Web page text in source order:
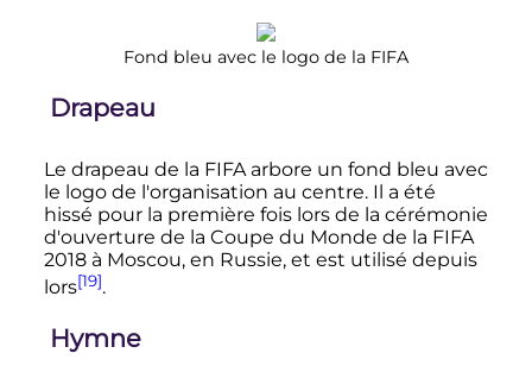
Fond bleu avec le logo de la FIFA
Drapeau
Le drapeau de la FIFA arbore un fond bleu avec
le logo de l'organisation au centre. Il a été
hissé pour la première fois lors de la cérémonie
d'ouverture de la Coupe du Monde de la FIFA
2018 à Moscou, en Russie, et est utilisé depuis
lors[19].
Hymne